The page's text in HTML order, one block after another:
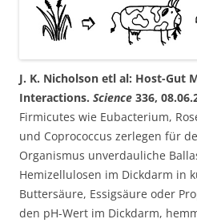
J. K. Nicholson etl al: Host-Gut
Interactions. Science 336,
Firmicutes wie Eubacterium,
und Coprococcus zerlegen für
Organismus unverdauliche
Hemizellulosen im Dickdarm in
Buttersäure, Essigsäure oder
den pH-Wert im Dickdarm,